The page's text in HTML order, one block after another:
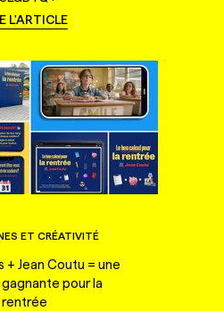
L'ARTICLE
ET CRÉATIVITÉ
+ Jean Coutu = une
pour la
rentrée